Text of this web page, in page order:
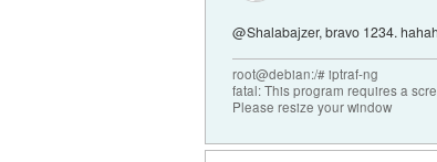
@Shalabajzer, bravo 1234.
root@debian:/# iptraf-ng
fatal: This program requires a
Please resize your window